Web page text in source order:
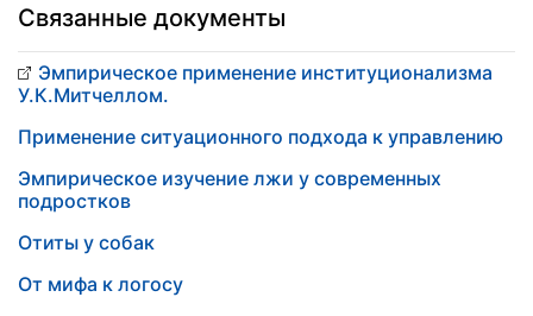
Связанные документы
Эмпирическое применение институционализма
У.К.Митчеллом.
Применение ситуационного подхода к управлению
Эмпирическое изучение лжи у современных
подростков
Отиты у собак
От мифа к логосу